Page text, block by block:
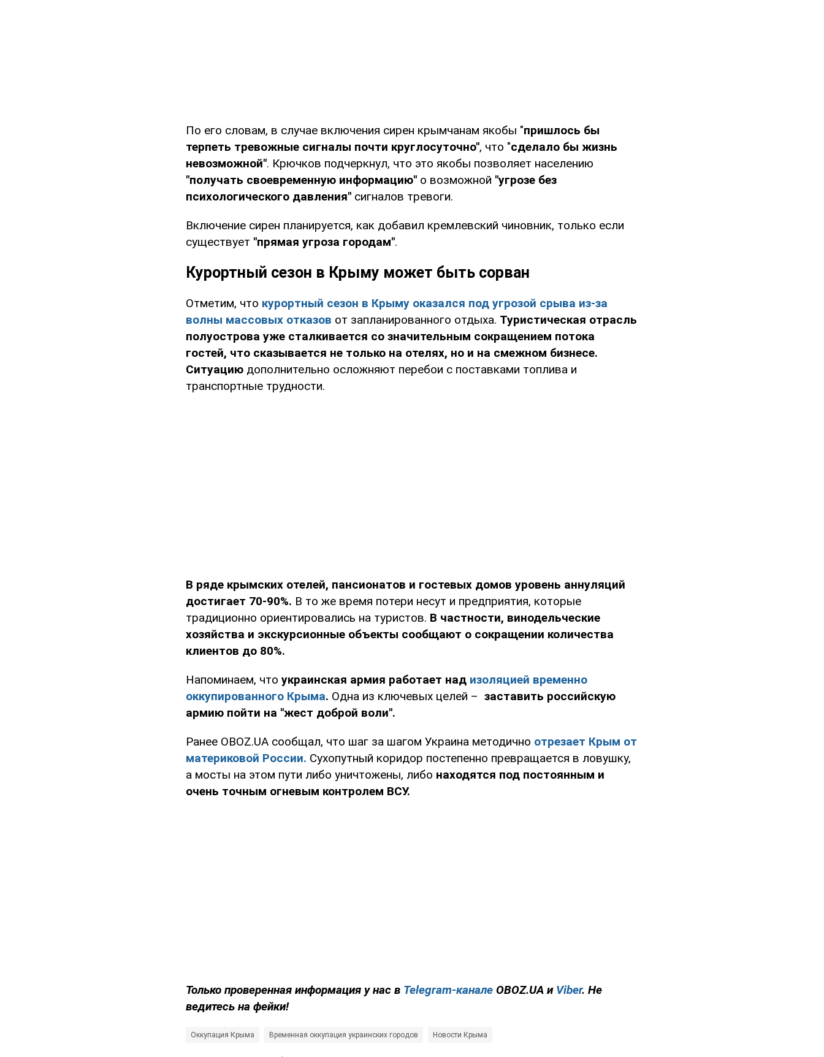
По его словам, в случае включения сирен крымчанам якобы "пришлось бы
терпеть тревожные сигналы почти круглосуточно", что "сделало бы жизнь
невозможной". Крючков подчеркнул, что это якобы позволяет населению
"получать своевременную информацию" о возможной "угрозе без
психологического давления" сигналов тревоги.
Включение сирен планируется, как добавил кремлевский чиновник, только если
существует "прямая угроза городам".
Курортный сезон в Крыму может быть сорван
Отметим, что курортный сезон в Крыму оказался под угрозой срыва из-за
волны массовых отказов от запланированного отдыха. Туристическая отрасль
полуострова уже сталкивается со значительным сокращением потока
гостей, что сказывается не только на отелях, но и на смежном бизнесе.
Ситуацию дополнительно осложняют перебои с поставками топлива и
транспортные трудности.
В ряде крымских отелей, пансионатов и гостевых домов уровень аннуляций
достигает 70-90%. В то же время потери несут и предприятия, которые
традиционно ориентировались на туристов. В частности, винодельческие
хозяйства и экскурсионные объекты сообщают о сокращении количества
клиентов до 80%.
Напоминаем, что украинская армия работает над изоляцией временно
оккупированного Крыма. Одна из ключевых целей – заставить российскую
армию пойти на "жест доброй воли".
Ранее OBOZ.UA сообщал, что шаг за шагом Украина методично отрезает Крым от
материковой России. Сухопутный коридор постепенно превращается в ловушку,
а мосты на этом пути либо уничтожены, либо находятся под постоянным и
очень точным огневым контролем ВСУ.
Только проверенная информация у нас в Telegram-канале OBOZ.UA и Viber. Не
ведитесь на фейки!
Оккупация Крыма Временная оккупация украинских городов Новости Крыма